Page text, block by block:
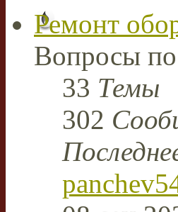
Ремонт
Вопросы
33 Темы
302